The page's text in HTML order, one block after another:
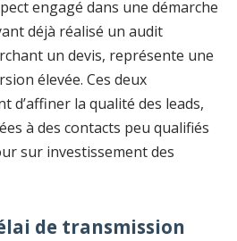
engagé dans une démarche
déjà réalisé un audit
un devis, représente une
élevée. Ces deux
d’affiner la qualité des leads,
à des contacts peu qualifiés
sur investissement des
de transmission